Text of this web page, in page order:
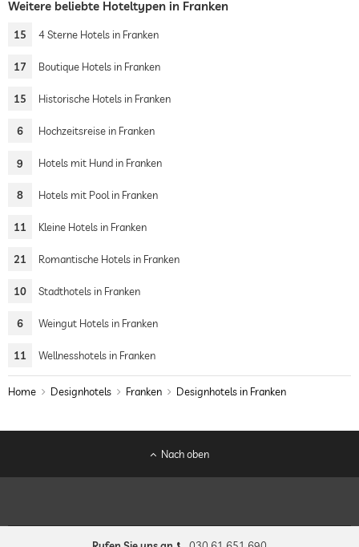
Weitere beliebte Hoteltypen in Franken
15 4 Sterne Hotels in Franken
17 Boutique Hotels in Franken
15 Historische Hotels in Franken
6 Hochzeitsreise in Franken
9 Hotels mit Hund in Franken
8 Hotels mit Pool in Franken
11 Kleine Hotels in Franken
21 Romantische Hotels in Franken
10 Stadthotels in Franken
6 Weingut Hotels in Franken
11 Wellnesshotels in Franken
Home Designhotels Franken Designhotels in Franken
Nach oben